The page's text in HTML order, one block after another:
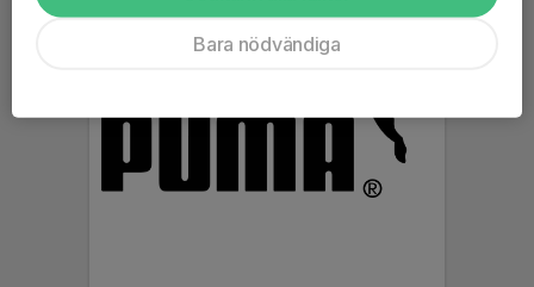
Bara nödvändiga